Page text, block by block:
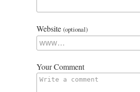
Website (optional)
Your Comment